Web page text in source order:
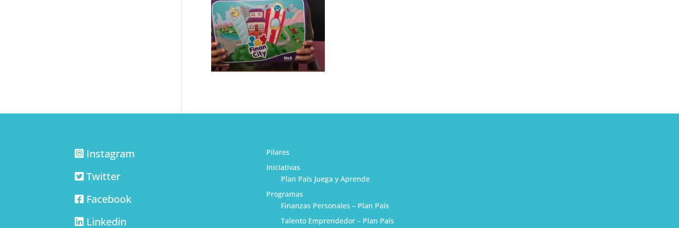
Instagram
Twitter
Facebook
Linkedin
Pilares
Iniciativas
Plan País Juega y Aprende
Programas
Finanzas Personales – Plan País
Talento Emprendedor – Plan País